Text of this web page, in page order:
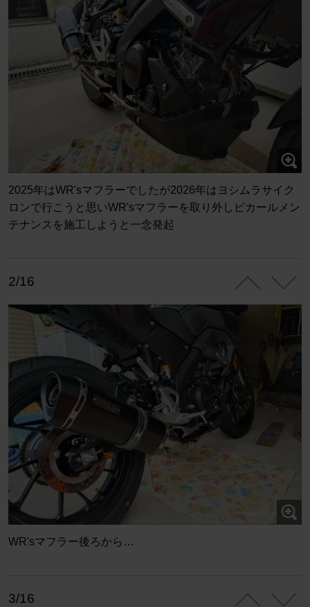
2025年はWR'sマフラーでしたが2026年はヨシムラサイク
ロンで行こうと思いWR'sマフラーを取り外しピカールメン
テナンスを施工しようと一念発起
2/16
WR'sマフラー後ろから…
3/16